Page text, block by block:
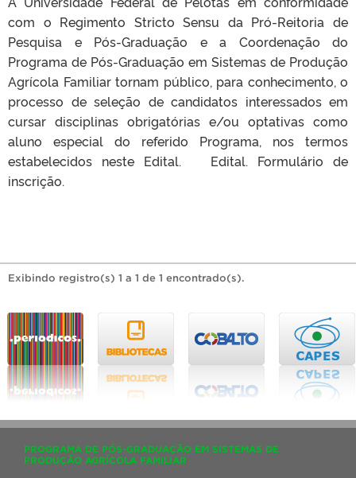
com o Regimento Stricto Sensu da Pró-Reitoria de
Pesquisa e Pós-Graduação e a Coordenação do
Programa de Pós-Graduação em Sistemas de Produção
Agrícola Familiar tornam público, para conhecimento, o
processo de seleção de candidatos interessados em
cursar disciplinas obrigatórias e/ou optativas como
aluno especial do referido Programa, nos termos
estabelecidos neste Edital. Edital. Formulário de
inscrição.
Exibindo registro(s) 1 a 1 de 1 encontrado(s).
PROGRAMA DE PÓS-GRADUAÇÃO EM SISTEMAS DE
PRODUÇÃO AGRÍCOLA FAMILIAR